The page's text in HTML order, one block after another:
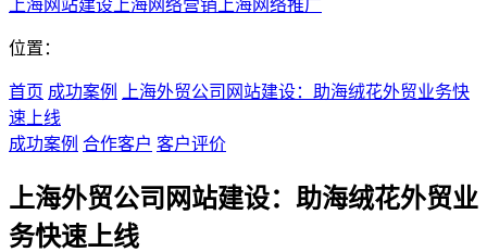
上海网站建设 上海网络营销 上海网络推广
位置：
首页 成功案例
上海外贸公司网站建设：助海绒花外贸业务快
速上线
成功案例 合作客户 客户评价
上海外贸公司网站建设：助海绒花外贸业
务快速上线